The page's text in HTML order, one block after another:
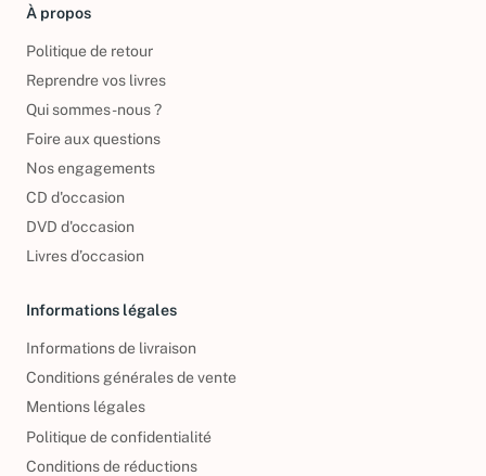
À propos
Politique de retour
Reprendre vos livres
Qui sommes-nous ?
Foire aux questions
Nos engagements
CD d'occasion
DVD d'occasion
Livres d’occasion
Informations légales
Informations de livraison
Conditions générales de vente
Mentions légales
Politique de confidentialité
Conditions de réductions